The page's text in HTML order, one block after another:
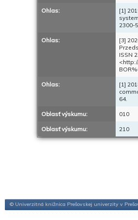
Ohlas:
[1]
2300-
Ohlas:
[3]
ISSN
Ohlas:
[1]
64.
Oblasť výskumu: 010
Oblasť výskumu: 210
© Univerzitná knižnica Prešovskej univerzity v